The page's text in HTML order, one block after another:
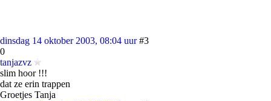
dinsdag 14 oktober 2003, 08:04 uur #3
0
tanjazvz
slim hoor !!!
dat ze erin trappen
Groetjes Tanja